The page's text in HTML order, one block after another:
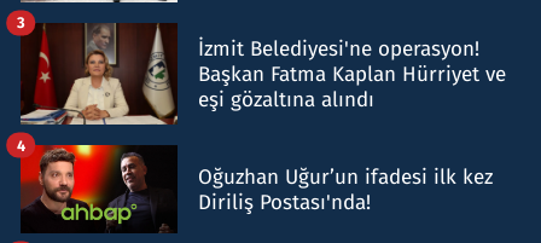
İzmit Belediyesi'ne operasyon!
Başkan Fatma Kaplan Hürriyet ve
eşi gözaltına alındı
3
Oğuzhan Uğur’un ifadesi ilk kez
Diriliş Postası'nda!
4